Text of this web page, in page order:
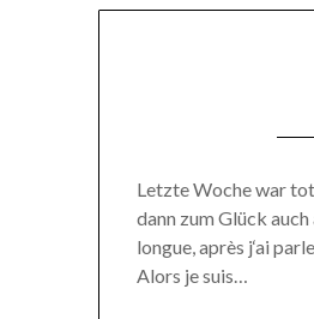
Letzte Woche war
dann zum Glück
longue, après j‘ai
Alors je suis…